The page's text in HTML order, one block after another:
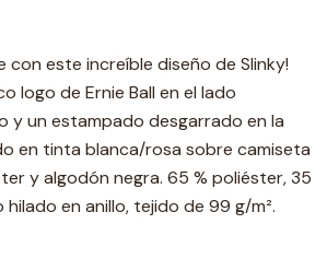
con este increíble diseño de Slinky!
logo de Ernie Ball en el lado
y un estampado desgarrado en la
en tinta blanca/rosa sobre camiseta
y algodón negra. 65 % poliéster, 35
en anillo, tejido de 99 g/m².